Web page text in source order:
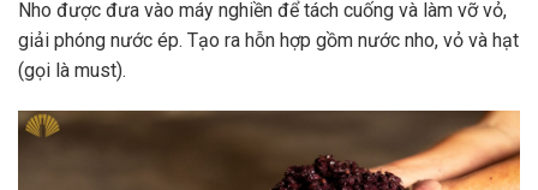
Nho được đưa vào máy nghiền để tách cuống và làm vỡ vỏ,
giải phóng nước ép. Tạo ra hỗn hợp gồm nước nho, vỏ và hạt
(gọi là must).